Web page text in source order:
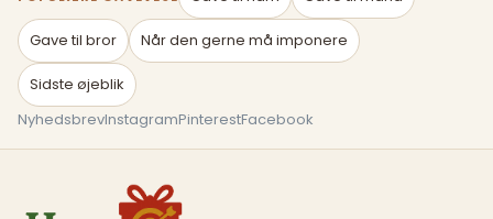
Gave til bror Når den gerne må imponere
Sidste øjeblik
NyhedsbrevInstagramPinterestFacebook